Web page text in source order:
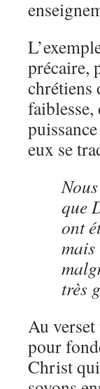
précaire,
chrétiens
faiblesse,
eux se
que
ont
mais
très
Au
pour
Christ